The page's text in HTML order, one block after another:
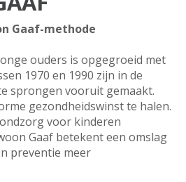
Gaaf-methode
ouders is opgegroeid met
1970 en 1990 zijn in de
sprongen vooruit gemaakt.
gezondheidswinst te halen.
voor kinderen
Gaaf betekent een omslag
preventie meer